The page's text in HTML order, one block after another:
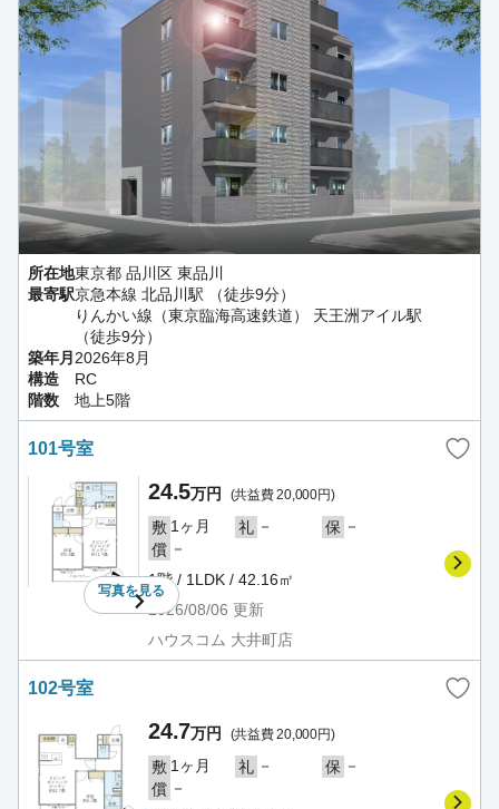
所在地東京都 品川区 東品川
最寄駅京急本線 北品川駅 （徒歩9分）
りんかい線（東京臨海高速鉄道） 天王洲アイル駅
（徒歩9分）
築年月 2026年8月
構造
RC
階数
地上5階
101号室
写真を見る
24.5万円 (共益費 20,000円)
敷 1ヶ月 礼 － 保 －
償 －
1階 / 1LDK / 42.16㎡
2026/08/06 更新
ハウスコム 大井町店
102号室
24.7万円 (共益費 20,000円)
敷 1ヶ月 礼 － 保 －
償 －